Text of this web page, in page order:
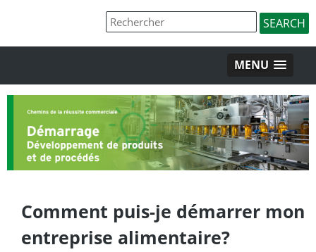
MENU
Comment puis-je démarrer mon
entreprise alimentaire?